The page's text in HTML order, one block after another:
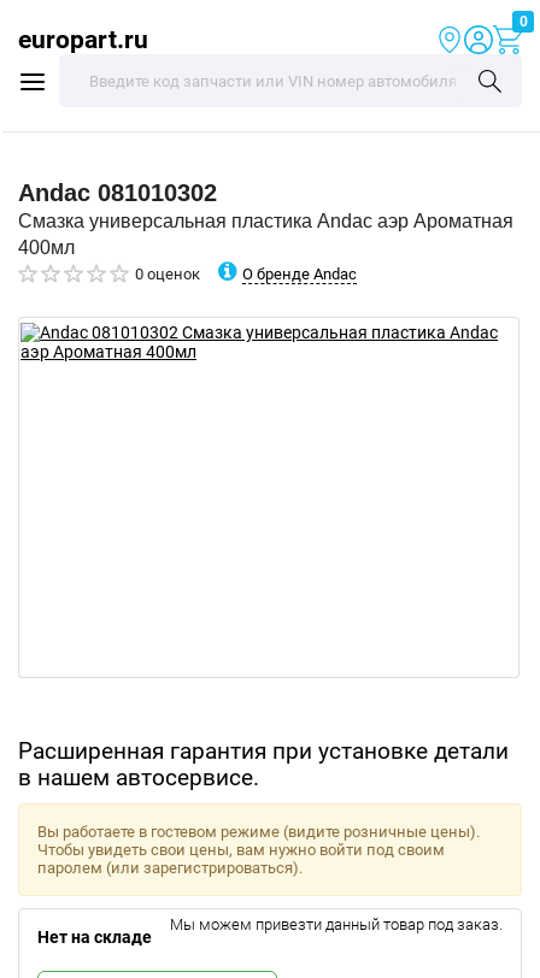
europart.ru
0
Andac 081010302
Смазка универсальная пластика Andac аэр Ароматная
400мл
0 оценок О бренде Andac
Расширенная гарантия при установке детали
в нашем автосервисе.
Вы работаете в гостевом режиме (видите розничные цены).
Чтобы увидеть свои цены, вам нужно войти под своим
паролем (или зарегистрироваться).
Нет на складе
Мы можем привезти данный товар под заказ.